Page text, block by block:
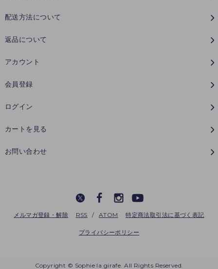
配送方法について
返品について
アカウント
会員登録
ログイン
カートを見る
お問い合わせ
メルマガ登録・解除 RSS / ATOM 特定商法取引法に基づく表記
プライバシーポリシー
Copyright © Sophie la girafe. All Rights Reserved.